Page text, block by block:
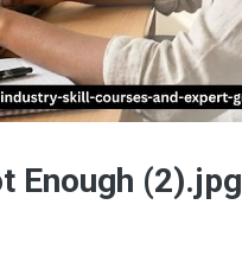
Enough (2).jpg